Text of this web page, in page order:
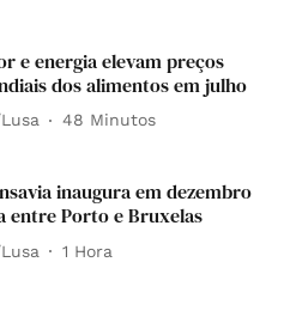
e energia elevam preços
dos alimentos em julho
48 Minutos
inaugura em dezembro
entre Porto e Bruxelas
1 Hora